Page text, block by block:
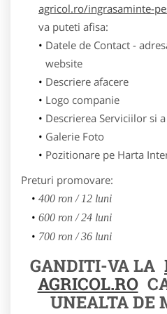
agricol.ro/ingrasaminte-
va puteti afisa:
Datele de Contact -
website
Descriere afacere
Logo companie
Descrierea Serviciilor si
Galerie Foto
Pozitionare pe Harta
Preturi promovare:
400 ron / 12 luni
600 ron / 24 luni
700 ron / 36 luni
GANDITI-VA LA
AGRICOL.RO
UNEALTA DE